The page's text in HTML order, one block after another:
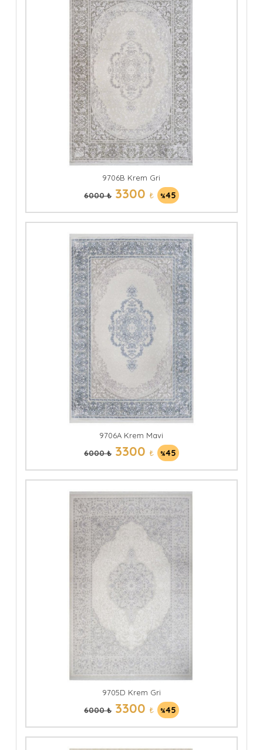
9706B Krem Gri
6000 ₺3300 ₺ %45
9706A Krem Mavi
6000 ₺3300 ₺ %45
9705D Krem Gri
6000 ₺3300 ₺ %45